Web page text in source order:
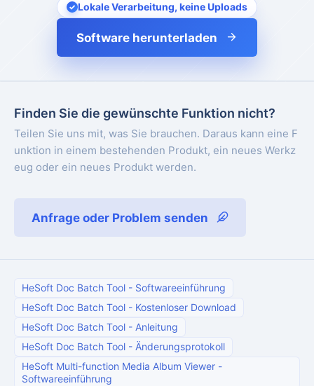
Lokale Verarbeitung, keine Uploads
Software herunterladen
Finden Sie die gewünschte Funktion nicht?
Teilen Sie uns mit, was Sie brauchen. Daraus kann eine F
unktion in einem bestehenden Produkt, ein neues Werkz
eug oder ein neues Produkt werden.
Anfrage oder Problem senden
HeSoft Doc Batch Tool - Softwareeinführung
HeSoft Doc Batch Tool - Kostenloser Download
HeSoft Doc Batch Tool - Anleitung
HeSoft Doc Batch Tool - Änderungsprotokoll
HeSoft Multi-function Media Album Viewer -
Softwareeinführung